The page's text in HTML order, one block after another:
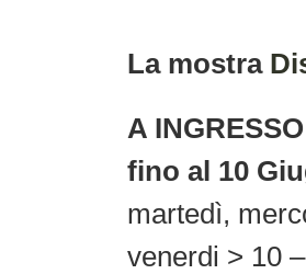
La mostra
A
fino al 10
martedì,
venerdi > 10